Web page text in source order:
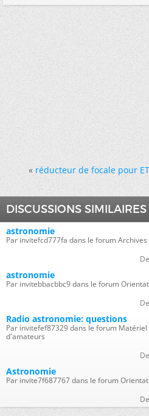
« réducteur de focale pour
DISCUSSIONS SIMILAIRES
astronomie
Par invitefcd777fa dans le forum Archives
astronomie
Par invitebbacbbc9 dans le forum
Radio astronomie: questions
Par invitefef87329 dans le forum
d'amateurs
Astronomie
Par invite7f687767 dans le forum